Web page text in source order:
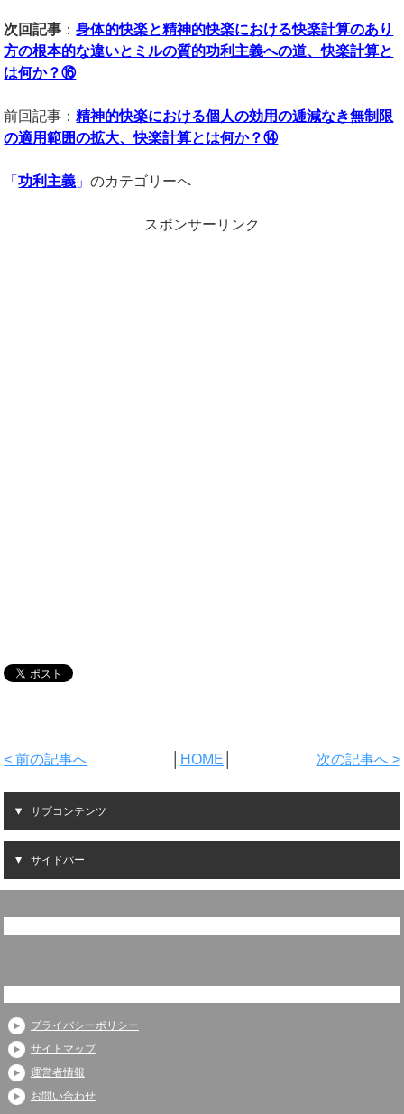
次回記事 ：身体的快楽と精神的快楽における快楽計算のあり
方の根本的な違いとミルの質的功利主義への道、快楽計算と
は何か？⑯
前回記事：精神的快楽における個人の効用の逓減なき無制限
の適用範囲の拡大、快楽計算とは何か？⑭
「功利主義 」のカテゴリーへ
スポンサーリンク
< 前の記事へ HOME 次の記事へ >
サブコンテンツ
サイドバー
プライバシーポリシー
サイトマップ
運営者情報
お問い合わせ